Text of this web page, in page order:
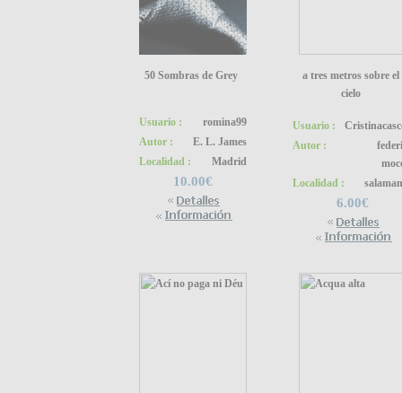
50 Sombras de Grey
Usuario :
romina99
Autor :
E. L. James
Localidad :
Madrid
10.00€
a tres metros sobre el
cielo
Usuario :
Autor :
Localidad :
6.00€